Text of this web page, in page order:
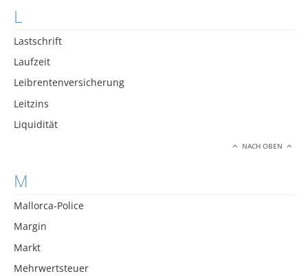
L
Lastschrift
Laufzeit
Leibrentenversicherung
Leitzins
Liquidität
NACH OBEN
M
Mallorca-Police
Margin
Markt
Mehrwertsteuer